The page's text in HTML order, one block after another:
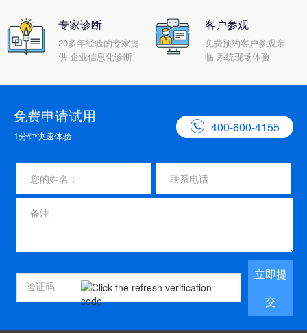
专家诊断
20多年经验的专家提
供 企业信息化诊断
客户参观
免费预约客户参观亲
临 系统现场体验
免费申请试用
1分钟快速体验
 400-600-4155
立即提
交